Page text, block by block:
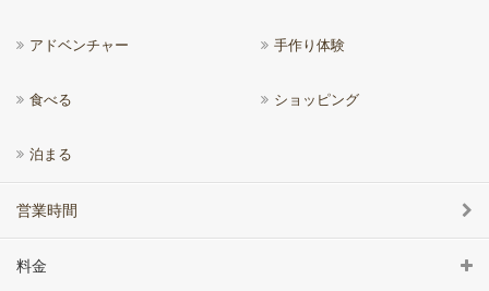
アドベンチャー 手作り体験
食べる ショッピング
泊まる
営業時間
料金